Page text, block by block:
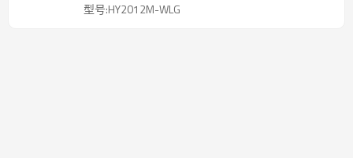
型号:HY2012M-WLG